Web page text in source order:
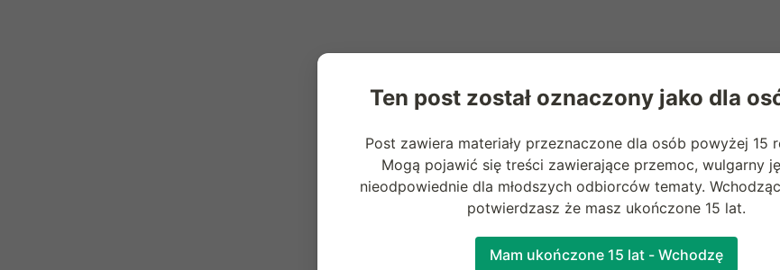
Ten post został oznaczony jako dla
Post zawiera materiały przeznaczone dla osób powyżej 15
Mogą pojawić się treści zawierające przemoc, wulgarny
nieodpowiednie dla młodszych odbiorców tematy.
potwierdzasz że masz ukończone 15 lat.
Mam ukończone 15 lat - Wchodzę